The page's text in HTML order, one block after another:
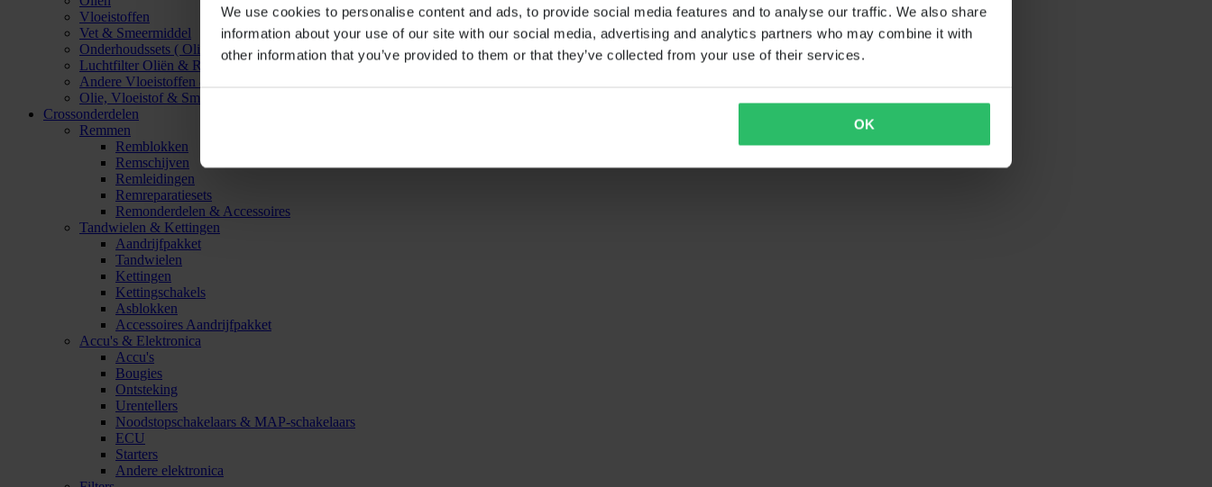
We use cookies to personalise content and ads, to provide social media features and to analyse our traffic. We also share
information about your use of our site with our social media, advertising and analytics partners who may combine it with
other information that you’ve provided to them or that they’ve collected from your use of their services.
OK
Vloeistoffen
Vet & Smeermiddel
Onderhoudssets ( Olie & Filter)
Luchtfilter Oliën & Reinigers
Andere Vloeistoffen & Smeermiddelen
Olie, Vloeistof & Smeermiddel Accessoires
Crossonderdelen
Remmen
Remblokken
Remschijven
Remleidingen
Remreparatiesets
Remonderdelen & Accessoires
Tandwielen & Kettingen
Aandrijfpakket
Tandwielen
Kettingen
Kettingschakels
Asblokken
Accessoires Aandrijfpakket
Accu's & Elektronica
Accu's
Bougies
Ontsteking
Urentellers
Noodstopschakelaars & MAP-schakelaars
ECU
Starters
Andere elektronica